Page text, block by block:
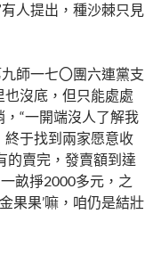
人提出，種沙棘只見
師一七〇團六連黨支
沒底，但只能處處
“一開端沒人了解我
于找到兩家愿意收
的賣完，發賣額到達
畝掙2000多元，之
果果’嘛，咱仍是結壯